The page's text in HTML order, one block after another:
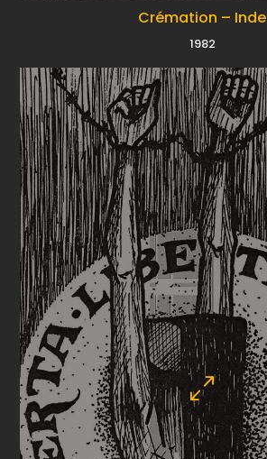
Crémation – Inde
1982